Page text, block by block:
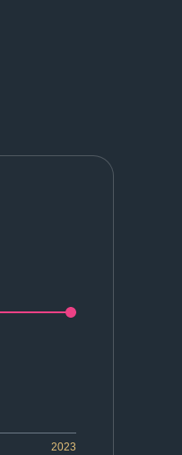
2023